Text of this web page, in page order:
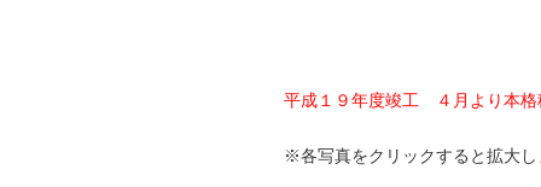
平成１９年度竣工 ４月より本
※各写真をクリックすると拡大し